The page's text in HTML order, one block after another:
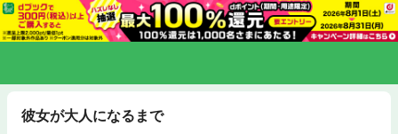
彼女が大人になるまで